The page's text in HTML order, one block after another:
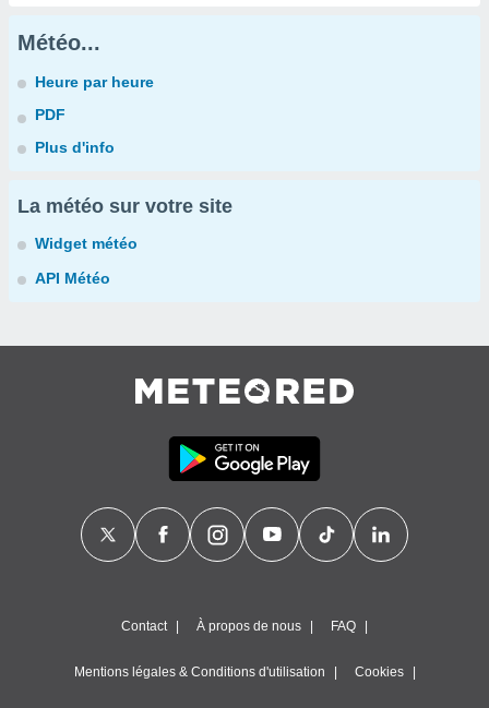
Météo...
Heure par heure
PDF
Plus d'info
La météo sur votre site
Widget météo
API Météo
Contact À propos de nous FAQ
Mentions légales & Conditions d'utilisation Cookies